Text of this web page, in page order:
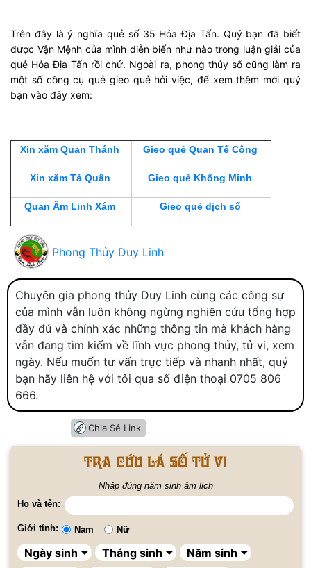
Trên đây là ý nghĩa quẻ số 35 Hỏa Địa Tấn. Quý bạn đã biết
được Vận Mệnh của mình diễn biến như nào trong luận giải của
quẻ Hỏa Địa Tấn rồi chứ. Ngoài ra, phong thủy số cũng làm ra
một số công cụ quẻ gieo quẻ hỏi việc, để xem thêm mời quý
bạn vào đây xem:
Xin xăm Quan Thánh Gieo quẻ Quan Tế Công
Xin xăm Tả Quân Gieo quẻ Khổng Minh
Quan Âm Linh Xám Gieo quẻ dịch số
Phong Thủy Duy Linh
Chuyên gia phong thủy Duy Linh cùng các công sự
của mình vẫn luôn không ngừng nghiên cứu tổng hợp
đầy đủ và chính xác những thông tin mà khách hàng
vẫn đang tìm kiếm về lĩnh vực phong thủy, tử vi, xem
ngày. Nếu muốn tư vấn trực tiếp và nhanh nhất, quý
bạn hãy liên hệ với tôi qua số điện thoại 0705 806
666.
Chia Sẻ Link
Tra cứu lá số tử vi
Nhập đúng năm sinh âm lịch
Họ và tên:
Giới tính: Nam Nữ